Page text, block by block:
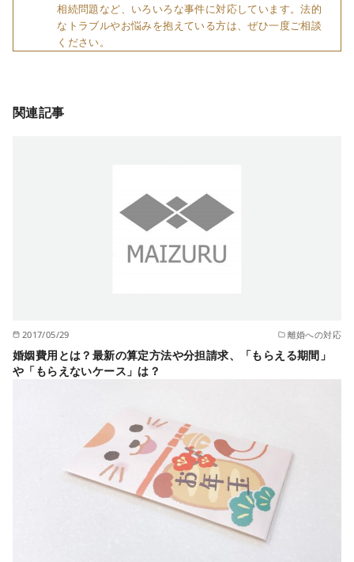
相続問題など、いろいろな事件に対応しています。法的
なトラブルやお悩みを抱えている方は、ぜひ一度ご相談
ください。
関連記事
2017/05/29 離婚への対応
婚姻費用とは？最新の算定方法や分担請求、「もらえる期間」
や「もらえないケース」は？